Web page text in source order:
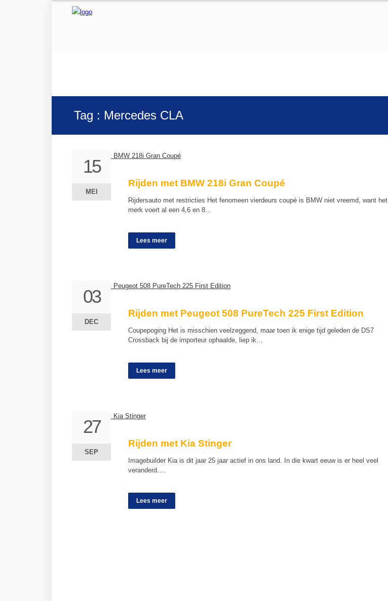
Tag : Mercedes CLA
Rijden met BMW 218i Gran Coupé
Rijdersauto met restricties Het fenomeen vierdeurs coupé is BMW niet vreemd, want het
merk voert al een 4,6 en 8…
Lees meer
15
MEI
15
MEI
Rijden met Peugeot 508 PureTech 225 First Edition
Coupepoging Het is misschien veelzeggend, maar toen ik enige tijd geleden de DS7
Crossback bij de importeur ophaalde, liep ik…
Lees meer
03
DEC
03
DEC
Rijden met Kia Stinger
Imagebuilder Kia is dit jaar 25 jaar actief in ons land. In die kwart eeuw is er heel veel
veranderd….
Lees meer
27
SEP
27
SEP